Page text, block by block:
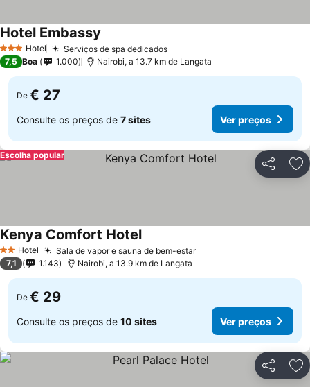
3 EstrelasHotel Serviços de spa dedicadosVer preços
Hotel Embassy
7,5 Boa 1.000 Nairobi, a 13.7 km de Langata
De € 27
Consulte os preços de 7 sites Ver preços
Partilhar
Escolha popular
2 Estrelas
Hotel Sala de vapor e sauna de bem-estarVer preços
Kenya Comfort HotelVer preços
7,1 1.143 Nairobi, a 13.9 km de Langata
De € 29
Consulte os preços de 10 sites Ver preços
Partilhar